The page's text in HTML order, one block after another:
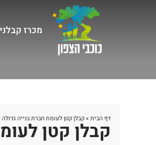
מכרז
דף הבית »קבלן קטן לעומת חברת בנייה גדולה
קבלן קטן